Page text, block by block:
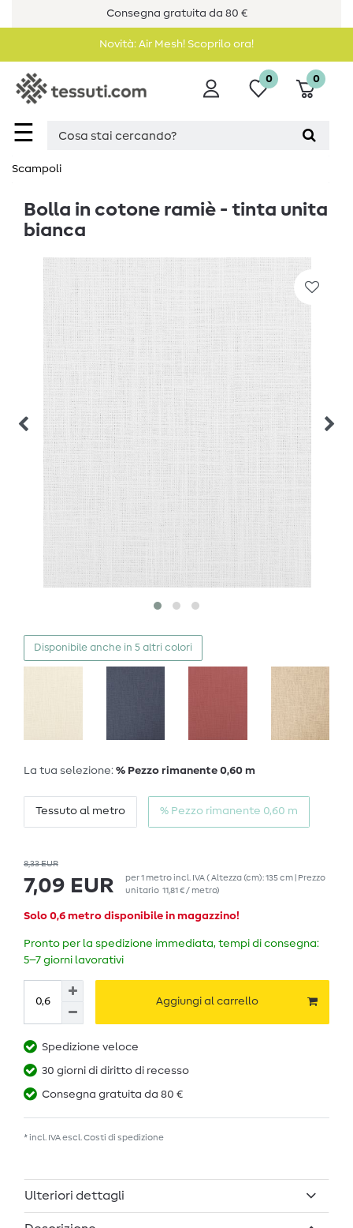
Consegna gratuita da 80 €
Novità: Air Mesh! Scoprilo ora!
☰
0 0
Scampoli
Bolla in cotone ramiè - tinta unita
bianca
Disponibile anche in 5 altri colori
La tua selezione: % Pezzo rimanente 0,60 m
Tessuto al metro % Pezzo rimanente 0,60 m
8,33 EUR
7,09 EUR per1 metroincl. IVA( Altezza (cm): 135 cm | Prezzo
unitario 11,81 € / metro)
Solo 0,6 metro disponibile in magazzino!
Pronto per la spedizione immediata, tempi di consegna:
5–7 giorni lavorativi
Aggiungi al carrello
Spedizione veloce
30 giorni di diritto di recesso
Consegna gratuita da 80 €
* incl. IVA escl. Costi di spedizione
Ulteriori dettagli